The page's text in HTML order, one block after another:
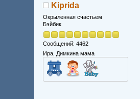
Kiprida
Окрыленная счастьем
Бэйбик
Сообщений: 4462
Ира, Димкина мама